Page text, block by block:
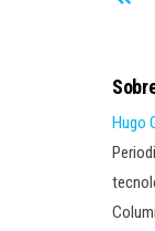
Hugo